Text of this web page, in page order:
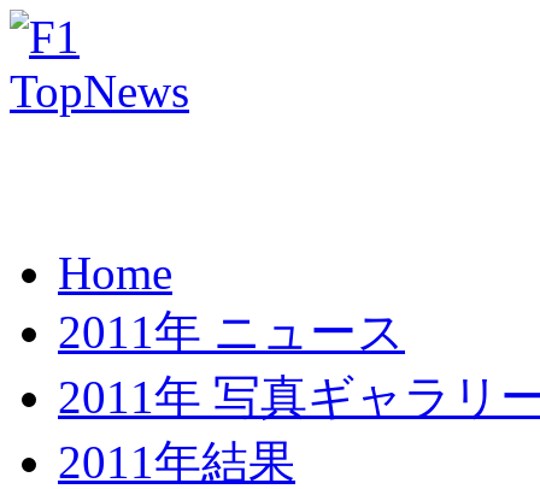
Home
2011年 ニュース
2011年 写真ギャラリ
2011年結果